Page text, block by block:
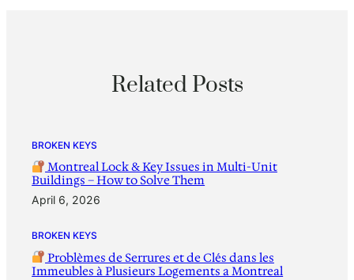
Related Posts
BROKEN KEYS
Montreal Lock & Key Issues in Multi-Unit
Buildings – How to Solve Them
April 6, 2026
BROKEN KEYS
Problèmes de Serrures et de Clés dans les
Immeubles à Plusieurs Logements a Montreal